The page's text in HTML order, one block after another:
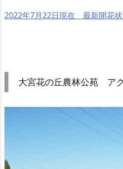
2022年7月22日現在 最新開花状
大宮花の丘農林公苑 ア